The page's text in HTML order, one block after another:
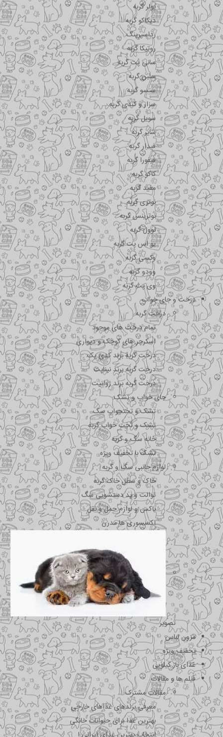
پولر گربه
دیکاکو گربه
رداسپرینگ
روتیکا گربه
سانی پت گربه
سلبن گربه
سنسو گربه
سزار و کندی گربه
سویل گربه
شایر گربه
فیدار گربه
فیفورا گربه
کاکو گربه
مفید گربه
نوتری گربه
نوترینس گربه
نوول گربه
یو اس پت گربه
وکسی گربه
وودو گربه
وی پت گربه
درخت و جای خواب
درخت گربه
تمام درخت های موجود
اسکرچر های کوچک و دیواری
درخت گربه برند کدی پک
درخت گربه برند نیناپت
درخت گربه برند ژوانیت
جای خواب و تشک
تشک و تختحواب سگ
تشک و تخت خواب گربه
خانه سگ و گربه
تشک با تخفیف ویژه
لوازم جانبی سگ و گربه
خاک و سطل خاک گربه
توالت و پد دستشویی سگ
باکس و لوازم حمل و نقل
اکسسوری ها مدرن
تصویر
مزون لباس
تخفیف ویژه
غذای باز کیلویی
فیلم ها و مقالات
مقالات مشترک
معرفی برندهای غذاهای خارجی
بهترین غذا برای حیوانات خانگی